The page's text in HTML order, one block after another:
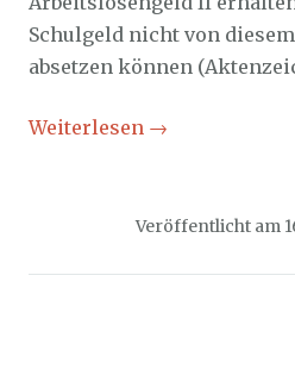
Schulgeld nicht von
absetzen können
Weiterlesen →
Veröffentlicht am